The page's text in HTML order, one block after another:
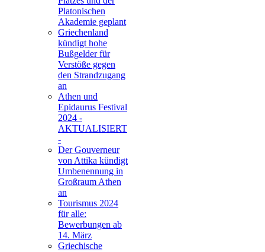
Platonischen
Akademie geplant
Griechenland
kündigt hohe
Bußgelder für
Verstöße gegen
den Strandzugang
an
Athen und
Epidaurus Festival
2024 -
AKTUALISIERT
-
Der Gouverneur
von Attika kündigt
Umbenennung in
Großraum Athen
an
Tourismus 2024
für alle:
Bewerbungen ab
14. März
Griechische